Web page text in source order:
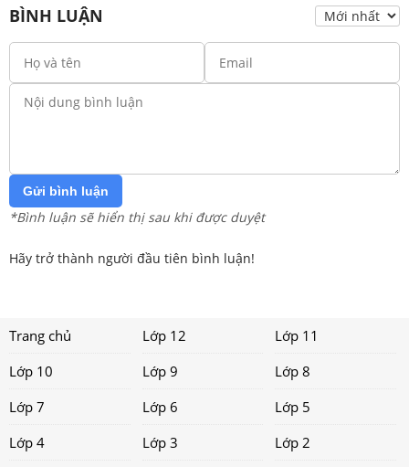
BÌNH LUẬN
Gửi bình luận
*Bình luận sẽ hiển thị sau khi được duyệt
Hãy trở thành người đầu tiên bình luận!
Trang chủ Lớp 12
Lớp 11
Lớp 10
Lớp 9
Lớp 8
Lớp 7
Lớp 6
Lớp 5
Lớp 4
Lớp 3
Lớp 2